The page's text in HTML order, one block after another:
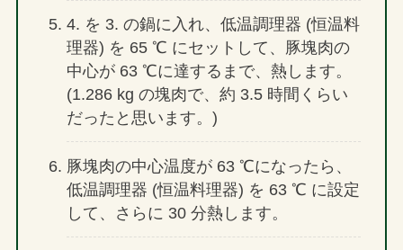
4. を 3. の鍋に入れ、低温調理器 (恒温料
理器) を 65 ℃ にセットして、豚塊肉の
中心が 63 ℃に達するまで、熱します。
(1.286 kg の塊肉で、約 3.5 時間くらい
だったと思います。)
豚塊肉の中心温度が 63 ℃になったら、
低温調理器 (恒温料理器) を 63 ℃ に設定
して、さらに 30 分熱します。